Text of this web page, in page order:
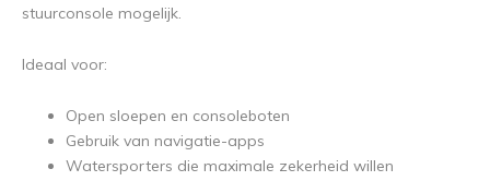
stuurconsole mogelijk.
Ideaal voor:
Open sloepen en consoleboten
Gebruik van navigatie-apps
Watersporters die maximale zekerheid willen